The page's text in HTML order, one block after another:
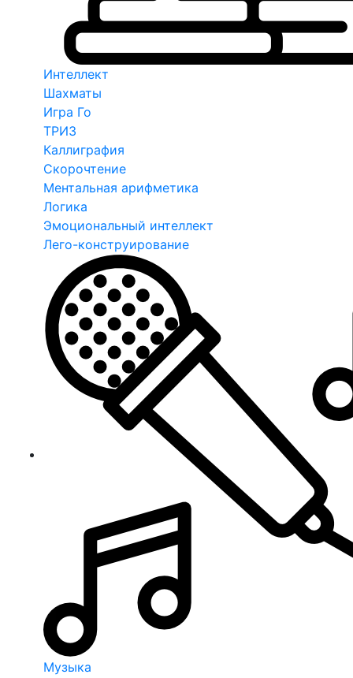
Интеллект
Шахматы
Игра Го
ТРИЗ
Каллиграфия
Скорочтение
Ментальная арифметика
Логика
Эмоциональный интеллект
Лего-конструирование
Музыка